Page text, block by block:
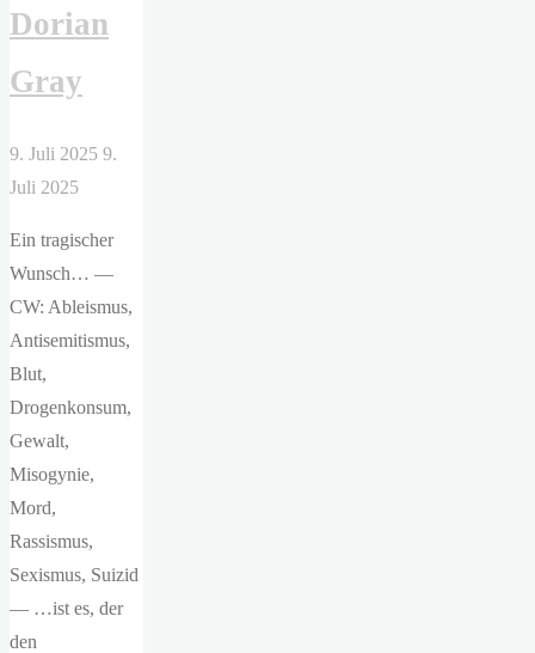
Dorian
Gray
9. Juli 2025 9.
Juli 2025
Ein tragischer
Wunsch… —
CW: Ableismus,
Antisemitismus,
Blut,
Drogenkonsum,
Gewalt,
Misogynie,
Mord,
Rassismus,
Sexismus, Suizid
— …ist es, der
den